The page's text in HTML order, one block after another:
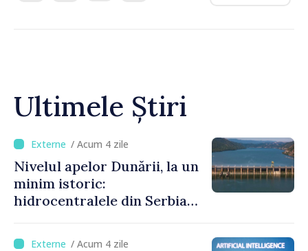
Ultimele Știri
/ Acum 4 zile
Nivelul apelor Dunării, la un
minim istoric:
hidrocentralele din Serbia
capacitate
/ Acum 4 zile